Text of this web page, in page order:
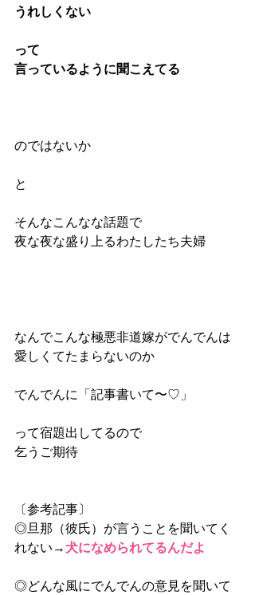
うれしくない
って
言っているように聞こえてる
のではないか
と
そんなこんなな話題で
夜な夜な盛り上るわたしたち夫婦
なんでこんな極悪非道嫁がでんでんは
愛しくてたまらないのか
でんでんに「記事書いて〜♡」
って宿題出してるので
乞うご期待
〔参考記事〕
◎旦那（彼氏）が言うことを聞いてく
れない→ 犬になめられてるんだよ
◎どんな風にでんでんの意見を聞いて